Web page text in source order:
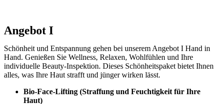
Angebot I
Schönheit und Entspannung gehen bei unserem Angebot I Hand in
Hand. Genießen Sie Wellness, Relaxen, Wohlfühlen und Ihre
individuelle Beauty-Inspektion. Dieses Schönheitspaket bietet Ihnen
alles, was Ihre Haut strafft und jünger wirken lässt.
Bio-Face-Lifting (Straffung und Feuchtigkeit für Ihre
Haut)